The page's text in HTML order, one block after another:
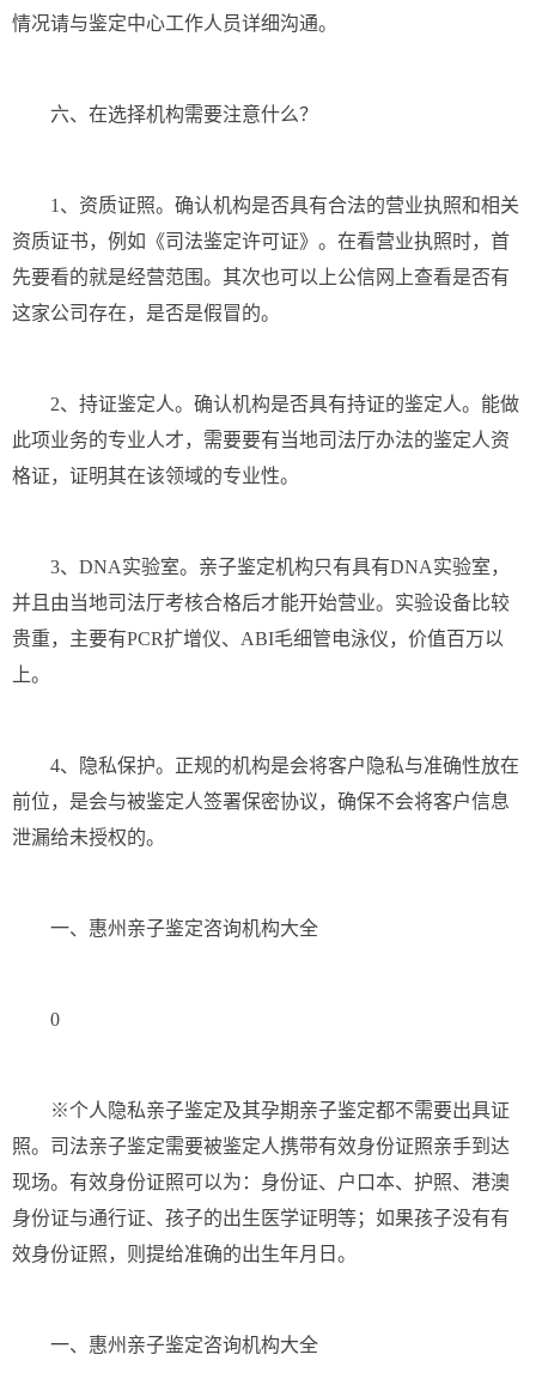
情况请与鉴定中心工作人员详细沟通。
六、在选择机构需要注意什么？
1、资质证照。确认机构是否具有合法的营业执照和相关
资质证书，例如《司法鉴定许可证》。在看营业执照时，首
先要看的就是经营范围。其次也可以上公信网上查看是否有
这家公司存在，是否是假冒的。
2、持证鉴定人。确认机构是否具有持证的鉴定人。能做
此项业务的专业人才，需要要有当地司法厅办法的鉴定人资
格证，证明其在该领域的专业性。
3、DNA实验室。亲子鉴定机构只有具有DNA实验室，
并且由当地司法厅考核合格后才能开始营业。实验设备比较
贵重，主要有PCR扩增仪、ABI毛细管电泳仪，价值百万以
上。
4、隐私保护。正规的机构是会将客户隐私与准确性放在
前位，是会与被鉴定人签署保密协议，确保不会将客户信息
泄漏给未授权的。
一、惠州亲子鉴定咨询机构大全
0
※个人隐私亲子鉴定及其孕期亲子鉴定都不需要出具证
照。司法亲子鉴定需要被鉴定人携带有效身份证照亲手到达
现场。有效身份证照可以为：身份证、户口本、护照、港澳
身份证与通行证、孩子的出生医学证明等；如果孩子没有有
效身份证照，则提给准确的出生年月日。
一、惠州亲子鉴定咨询机构大全